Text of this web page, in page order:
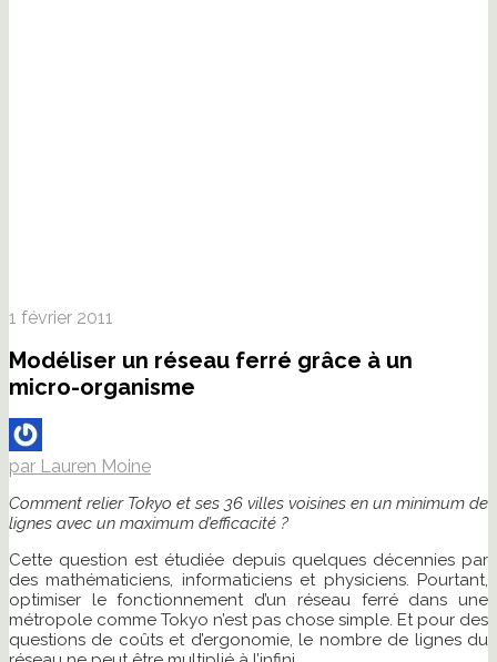
1 février 2011
Modéliser un réseau ferré grâce à un
micro-organisme
par Lauren Moine
Comment relier Tokyo et ses 36 villes voisines en un minimum de
lignes avec un maximum d’efficacité ?
Cette question est étudiée depuis quelques décennies par
des mathématiciens, informaticiens et physiciens. Pourtant,
optimiser le fonctionnement d’un réseau ferré dans une
métropole comme Tokyo n’est pas chose simple. Et pour des
questions de coûts et d’ergonomie, le nombre de lignes du